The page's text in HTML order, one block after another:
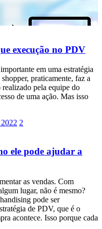
execução no PDV
em uma estratégia
praticamente, faz a
pela equipe do
de uma ação. Mas isso
2
ele pode ajudar a
as vendas. Com
lugar, não é mesmo?
pode ser
de PDV, que é o
acontece. Isso porque cada